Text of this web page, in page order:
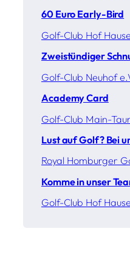
60 Euro Early-Bird
Golf-Club Hof
Zweistündiger
Golf-Club Neuhof
Academy Card
Golf-Club Main-
Lust auf Golf? Bei
Royal Homburger
Komme in unser
Golf-Club Hof